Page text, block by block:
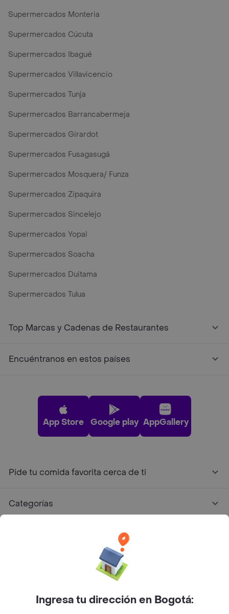
Supermercados Monteria
Supermercados Cúcuta
Supermercados Ibagué
Supermercados Villavicencio
Supermercados Tunja
Supermercados Barrancabermeja
Supermercados Girardot
Supermercados Fusagasugá
Supermercados Mosquera/ Funza
Supermercados Zipaquira
Supermercados Sincelejo
Supermercados Yopal
Supermercados Soacha
Supermercados Duitama
Supermercados Tulua
Top Marcas y Cadenas de Restaurantes
Encuéntranos en estos países
App Store Google play AppGallery
Pide tu comida favorita cerca de ti
Categorías
Facebook
Twitter
Instagram
Ingresa tu dirección en Bogotá: